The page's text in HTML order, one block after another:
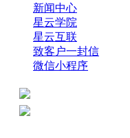
新闻中心
星云学院
星云互联
致客户一封信
微信小程序